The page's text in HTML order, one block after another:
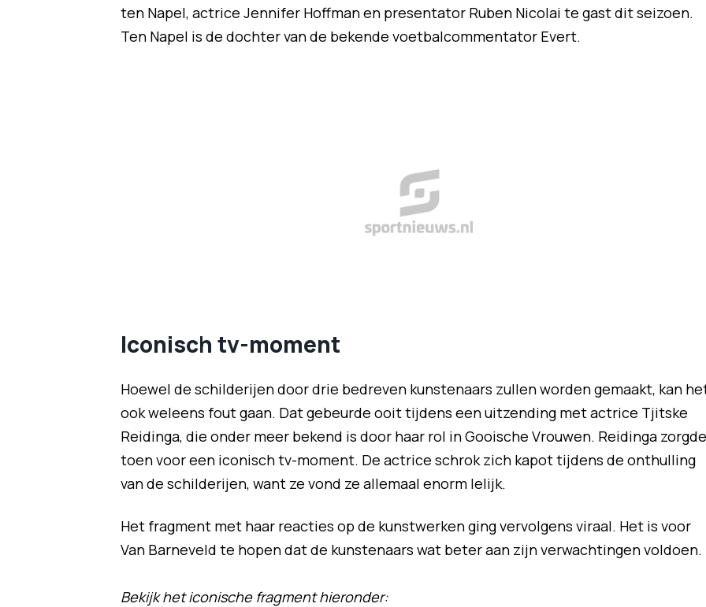
ten Napel, actrice Jennifer Hoffman en presentator Ruben Nicolai te gast dit seizoen.
Ten Napel is de dochter van de bekende voetbalcommentator Evert.
Iconisch tv-moment
Hoewel de schilderijen door drie bedreven kunstenaars zullen worden gemaakt, kan
ook weleens fout gaan. Dat gebeurde ooit tijdens een uitzending met actrice Tjitske
Reidinga, die onder meer bekend is door haar rol in Gooische Vrouwen. Reidinga zorgde
toen voor een iconisch tv-moment. De actrice schrok zich kapot tijdens de onthulling
van de schilderijen, want ze vond ze allemaal enorm lelijk.
Het fragment met haar reacties op de kunstwerken ging vervolgens viraal. Het is voor
Van Barneveld te hopen dat de kunstenaars wat beter aan zijn verwachtingen voldoen.
Bekijk het iconische fragment hieronder: